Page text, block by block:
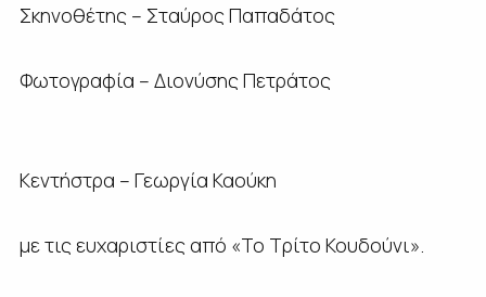
Σκηνοθέτης – Σταύρος Παπαδάτος
Φωτογραφία – Διονύσης Πετράτος
Κεντήστρα – Γεωργία Καούκη
με τις ευχαριστίες από «Το Τρίτο Κουδούνι».